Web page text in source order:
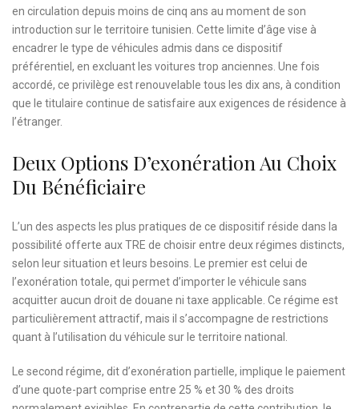
en circulation depuis moins de cinq ans au moment de son
introduction sur le territoire tunisien. Cette limite d’âge vise à
encadrer le type de véhicules admis dans ce dispositif
préférentiel, en excluant les voitures trop anciennes. Une fois
accordé, ce privilège est renouvelable tous les dix ans, à condition
que le titulaire continue de satisfaire aux exigences de résidence à
l’étranger.
Deux Options D’exonération Au Choix
Du Bénéficiaire
L’un des aspects les plus pratiques de ce dispositif réside dans la
possibilité offerte aux TRE de choisir entre deux régimes distincts,
selon leur situation et leurs besoins. Le premier est celui de
l’exonération totale, qui permet d’importer le véhicule sans
acquitter aucun droit de douane ni taxe applicable. Ce régime est
particulièrement attractif, mais il s’accompagne de restrictions
quant à l’utilisation du véhicule sur le territoire national.
Le second régime, dit d’exonération partielle, implique le paiement
d’une quote-part comprise entre 25 % et 30 % des droits